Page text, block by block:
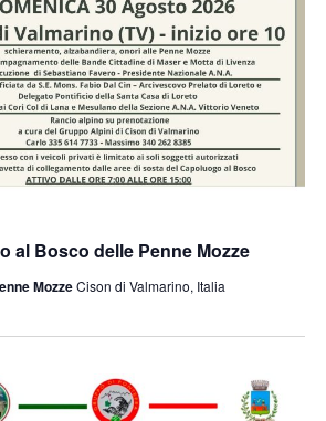
al Bosco delle Penne Mozze
MozzeCison di Valmarino, Italia